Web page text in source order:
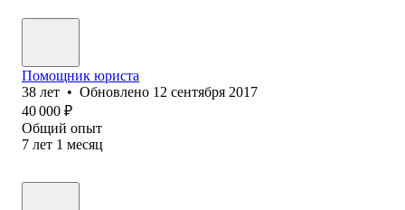
Помощник юриста
38 лет • Обновлено 12 сентября 2017
40 000 ₽
Общий опыт
7 лет 1 месяц